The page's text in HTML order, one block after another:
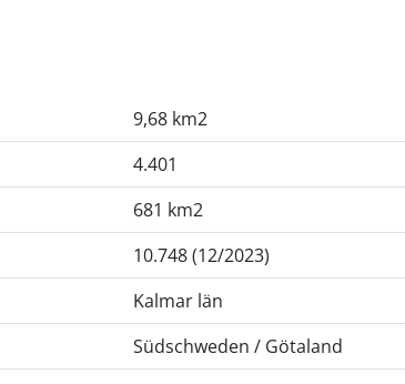
9,68 km2
4.401
681 km2
10.748 (12/2023)
Kalmar län
Südschweden / Götaland